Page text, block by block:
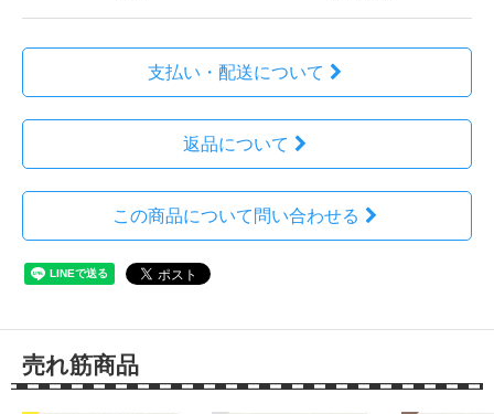
支払い・配送について
返品について
この商品について問い合わせる
売れ筋商品